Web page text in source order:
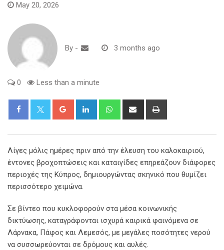
May 20, 2026
By - 3 months ago
0 Less than a minute
Google+ LinkedIn WhatsappShare
Λίγες μόλις ημέρες πριν από την έλευση του καλοκαιριού,
έντονες βροχοπτώσεις και καταιγίδες επηρεάζουν διάφορες
περιοχές της Κύπρος, δημιουργώντας σκηνικό που θυμίζει
περισσότερο χειμώνα.
Σε βίντεο που κυκλοφορούν στα μέσα κοινωνικής
δικτύωσης, καταγράφονται ισχυρά καιρικά φαινόμενα σε
Λάρνακα, Πάφος και Λεμεσός, με μεγάλες ποσότητες νερού
να συσσωρεύονται σε δρόμους και αυλές.